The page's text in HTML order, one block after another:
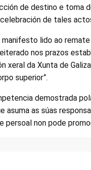
de destino e toma
de tales
lido ao
nos prazos
xeral da Xunta de
superior”.
demostrada
asuma as súas
persoal non pode